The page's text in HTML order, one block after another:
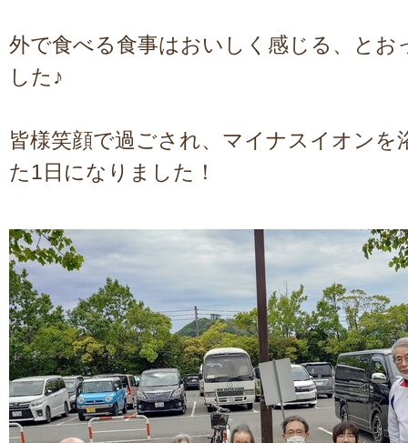
外で食べる食事はおいしく感じる、とお
した♪
皆様笑顔で過ごされ、マイナスイオンを
た1日になりました！